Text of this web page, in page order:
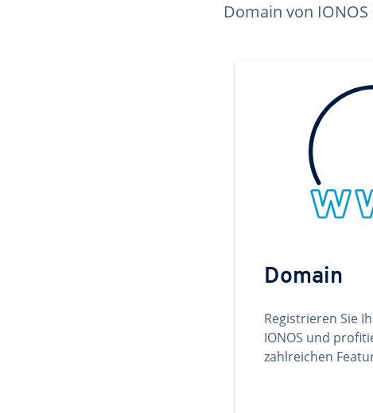
Domain von
Domain
Registrieren Sie
IONOS und
zahlreichen